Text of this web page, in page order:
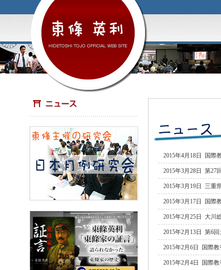
2015年4月18日 国際
2015年3月28日 第27
2015年3月19日 三重
2015年3月17日 国際
2015年2月25日 大川
2015年2月13日 第6
2015年2月6日 国際
2015年2月4日 国際